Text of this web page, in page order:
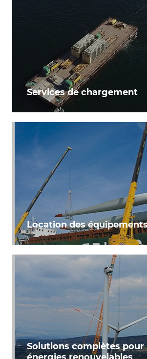
Services de chargement
Location des
Solutions complètes pour